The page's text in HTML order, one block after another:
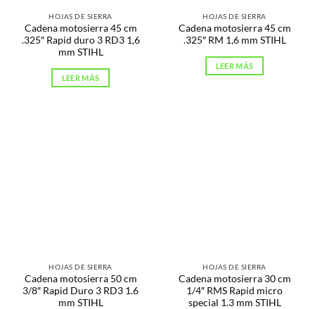
HOJAS DE SIERRA
Cadena motosierra 45 cm
.325″ Rapid duro 3 RD3 1,6
mm STIHL
LEER MÁS
HOJAS DE SIERRA
Cadena motosierra 45 cm
.325″ RM 1,6 mm STIHL
LEER MÁS
HOJAS DE SIERRA
Cadena motosierra 50 cm
3/8″ Rapid Duro 3 RD3 1.6
mm STIHL
HOJAS DE SIERRA
Cadena motosierra 30 cm
1/4″ RMS Rapid micro
special 1.3 mm STIHL